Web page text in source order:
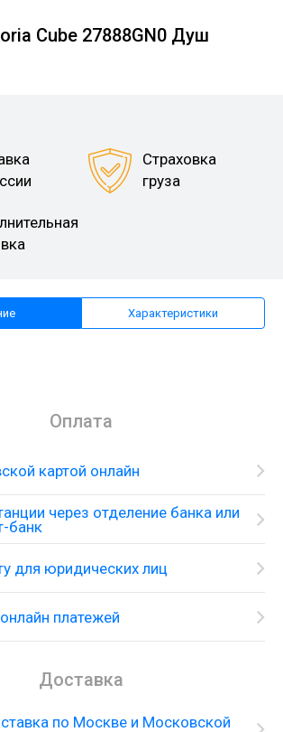
Cube 27888GN0 Душ
Страховка
груза
Характеристики
Оплата
картой онлайн
через отделение банка или
банк
для юридических лиц
платежей
Доставка
по Москве и Московской